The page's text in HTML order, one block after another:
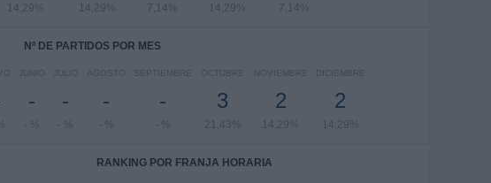
14,29% 14,29% 7,14% 14,29% 7,14%
Nº DE PARTIDOS POR MES
JUNIO
-
- %
JULIO
-
- %
AGOSTO
-
- %
SEPTIEMBRE
-
- %
OCTUBRE
3
21,43%
NOVIEMBRE
2
14,29%
DICIEMBRE
2
14,29%
RANKING POR FRANJA HORARIA